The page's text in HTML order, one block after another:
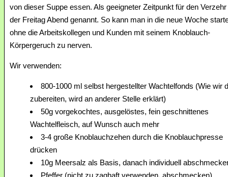
von dieser Suppe essen. Als geeigneter Zeitpunkt für den
der Freitag Abend genannt. So kann man in die neue Woche
ohne die Arbeitskollegen und Kunden mit seinem Knoblauch-
Körpergeruch zu nerven.
Wir verwenden:
800-1000 ml selbst hergestellter Wachtelfonds (Wie wir
zubereiten, wird an anderer Stelle erklärt)
50g vorgekochtes, ausgelöstes, fein geschnittenes
Wachtelfleisch, auf Wunsch auch mehr
3-4 große Knoblauchzehen durch die Knoblauchpresse
drücken
10g Meersalz als Basis, danach individuell
Pfeffer (nicht zu zaghaft verwenden, abschmecken)